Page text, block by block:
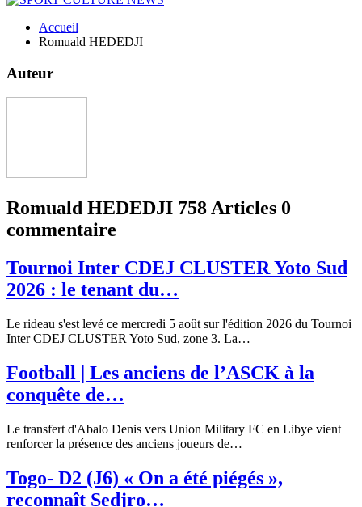
Accueil
Romuald HEDEDJI
Auteur
Romuald HEDEDJI 758 Articles 0
commentaire
Tournoi Inter CDEJ CLUSTER Yoto Sud
2026 : le tenant du…
Le rideau s'est levé ce mercredi 5 août sur l'édition 2026 du Tournoi
Inter CDEJ CLUSTER Yoto Sud, zone 3. La…
Football | Les anciens de l’ASCK à la
conquête de…
Le transfert d'Abalo Denis vers Union Military FC en Libye vient
renforcer la présence des anciens joueurs de…
Togo- D2 (J6) « On a été piégés »,
reconnaît Sedjro…